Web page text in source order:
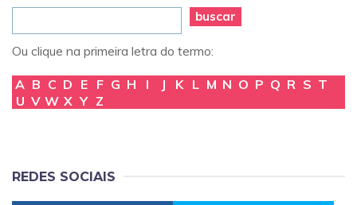
buscar
Ou clique na primeira letra do termo:
A B C D E F G H I J K L M N O P Q R S T
U V W X Y Z
REDES SOCIAIS